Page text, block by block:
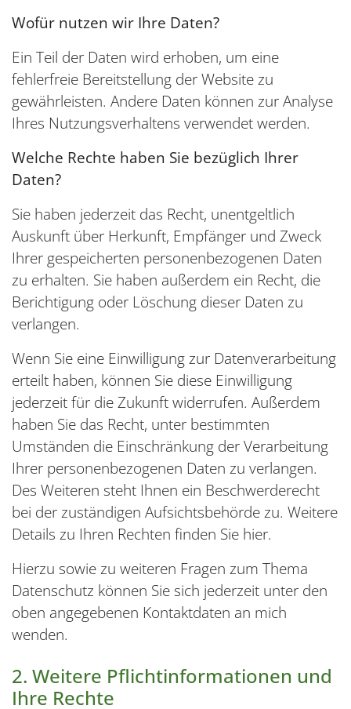
Wofür nutzen wir Ihre Daten?
Ein Teil der Daten wird erhoben, um eine
fehlerfreie Bereitstellung der Website zu
gewährleisten. Andere Daten können zur Analyse
Ihres Nutzungsverhaltens verwendet werden.
Welche Rechte haben Sie bezüglich Ihrer
Daten?
Sie haben jederzeit das Recht, unentgeltlich
Auskunft über Herkunft, Empfänger und Zweck
Ihrer gespeicherten personenbezogenen Daten
zu erhalten. Sie haben außerdem ein Recht, die
Berichtigung oder Löschung dieser Daten zu
verlangen.
Wenn Sie eine Einwilligung zur Datenverarbeitung
erteilt haben, können Sie diese Einwilligung
jederzeit für die Zukunft widerrufen. Außerdem
haben Sie das Recht, unter bestimmten
Umständen die Einschränkung der Verarbeitung
Ihrer personenbezogenen Daten zu verlangen.
Des Weiteren steht Ihnen ein Beschwerderecht
bei der zuständigen Aufsichtsbehörde zu. Weitere
Details zu Ihren Rechten finden Sie hier.
Hierzu sowie zu weiteren Fragen zum Thema
Datenschutz können Sie sich jederzeit unter den
oben angegebenen Kontaktdaten an mich
wenden.
2. Weitere Pflichtinformationen und
Ihre Rechte